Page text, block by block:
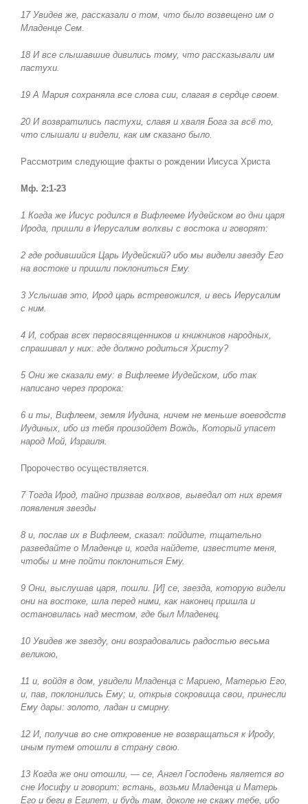
17 Увидев же, рассказали о том, что было возвещено им о
Младенце Сем.
18 И все слышавшие дивились тому, что рассказывали им
пастухи.
19 А Мария сохраняла все слова сии, слагая в сердце своем.
20 И возвратились пастухи, славя и хваля Бога за всё то,
что слышали и видели, как им сказано было.
Рассмотрим следующие факты о рождении Иисуса Христа
Мф. 2:1-23
1 Когда же Иисус родился в Вифлееме Иудейском во дни царя
Ирода, пришли в Иерусалим волхвы с востока и говорят:
2 где родившийся Царь Иудейский? ибо мы видели звезду Его
на востоке и пришли поклониться Ему.
3 Услышав это, Ирод царь встревожился, и весь Иерусалим
с ним.
4 И, собрав всех первосвященников и книжников народных,
спрашивал у них: где должно родиться Христу?
5 Они же сказали ему: в Вифлееме Иудейском, ибо так
написано через пророка:
6 и ты, Вифлеем, земля Иудина, ничем не меньше воеводств
Иудиных, ибо из тебя произойдет Вождь, Который упасет
народ Мой, Израиля.
Пророчество осуществляется.
7 Тогда Ирод, тайно призвав волхвов, выведал от них время
появления звезды
8 и, послав их в Вифлеем, сказал: пойдите, тщательно
разведайте о Младенце и, когда найдете, известите меня,
чтобы и мне пойти поклониться Ему.
9 Они, выслушав царя, пошли. [И] се, звезда, которую видели
они на востоке, шла перед ними, как наконец пришла и
остановилась над местом, где был Младенец.
10 Увидев же звезду, они возрадовались радостью весьма
великою,
11 и, войдя в дом, увидели Младенца с Мариею, Матерью Его,
и, пав, поклонились Ему; и, открыв сокровища свои, принесли
Ему дары: золото, ладан и смирну.
12 И, получив во сне откровение не возвращаться к Ироду,
иным путем отошли в страну свою.
13 Когда же они отошли, — се, Ангел Господень является во
сне Иосифу и говорит: встань, возьми Младенца и Матерь
Его и беги в Египет, и будь там, доколе не скажу тебе, ибо